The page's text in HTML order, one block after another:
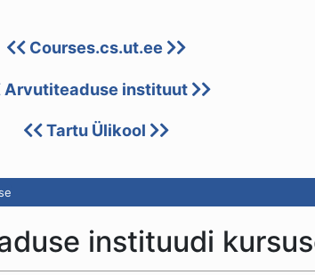
Courses.cs.ut.ee
Arvutiteaduse instituut
Tartu Ülikool
instituudi